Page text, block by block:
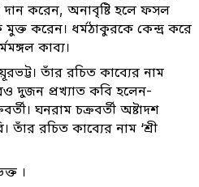
দান করেন, অনাবৃষ্টি হলে ফসল
করেন। ধর্মঠাকুরকে কেন্দ্র করে
কাব্য।
তাঁর রচিত কাব্যের নাম
দুজন প্রখ্যাত কবি হলেন-
ঘনরাম চক্রবর্তী অষ্টাদশ
তাঁর রচিত কাব্যের নাম ‘শ্রী
।